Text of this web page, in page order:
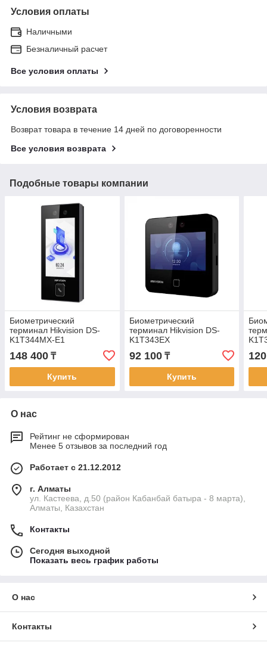
Условия оплаты
Наличными
Безналичный расчет
Все условия оплаты
Условия возврата
Возврат товара в течение 14 дней по договоренности
Все условия возврата
Подобные товары компании
Биометрический
терминал Hikvision DS-
K1T344MX-E1
148 400 ₸
Купить
Биометрический
терминал Hikvision DS-
K1T343EX
92 100₸
Купить
О нас
Рейтинг не сформирован
Менее 5 отзывов за последний год
Работает с 21.12.2012
г. Алматы
ул. Кастеева, д.50 (район Кабанбай батыра - 8 марта),
Алматы, Казахстан
Контакты
Сегодня выходной
Показать весь график работы
О нас
Контакты